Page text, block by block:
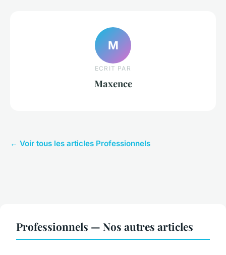
M
ECRIT PAR
Maxence
← Voir tous les articles Professionnels
Professionnels — Nos autres articles